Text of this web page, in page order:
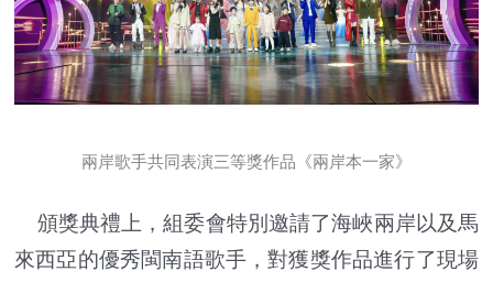
兩岸歌手共同表演三等獎作品《兩岸本一家》
頒獎典禮上，組委會特別邀請了海峽兩岸以及馬
來西亞的優秀閩南語歌手，對獲獎作品進行了現場